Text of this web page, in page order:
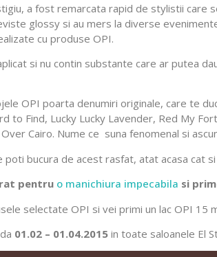
a fost remarcata rapid de stylistii care
glossy si au mers la diverse
cu produse OPI.
si nu contin substante care ar putea
OPI poarta denumiri originale, care te
to Find, Lucky Lucky Lavender, Red My
Cairo. Nume ce suna fenomenal si
bucura de acest rasfat, atat acasa cat si
pentru o manichiura impecabila si
selectate OPI si vei primi un lac OPI 15
01.02 – 01.04.2015 in toate saloanele El